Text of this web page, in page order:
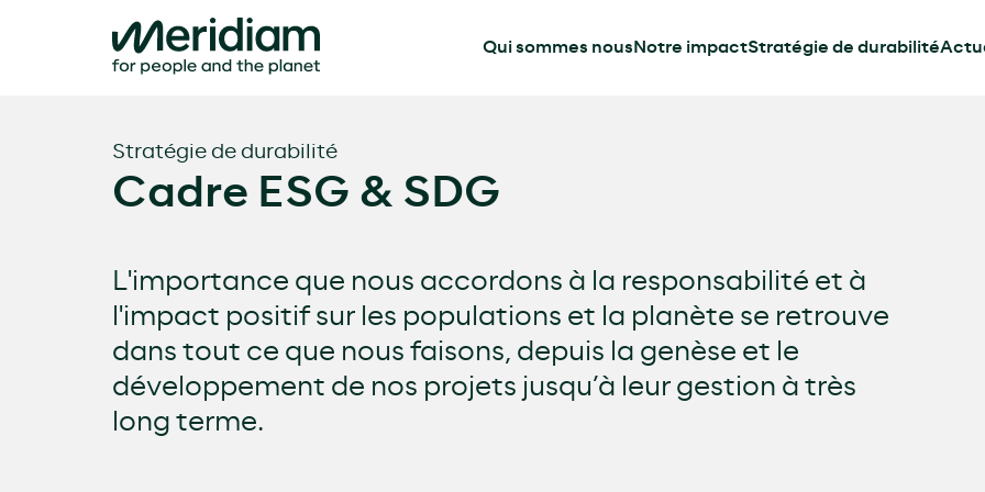
Qui sommes nous Notre impactStratégie de durabilité
Stratégie de durabilité
Cadre ESG & SDG
L'importance que nous accordons à la responsabilité et à
l'impact positif sur les populations et la planète se retrouve
dans tout ce que nous faisons, depuis la genèse et le
développement de nos projets jusqu’à leur gestion à très
long terme.